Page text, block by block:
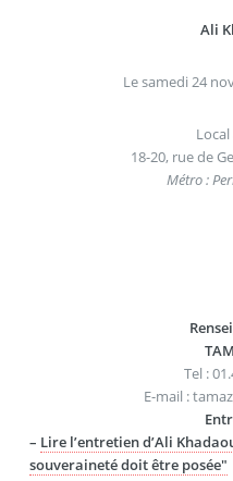
Ali
Le samedi 24
18-20, rue de
Métro :
Tel :
E-mail :
– Lire l’entretien d’Ali
souveraineté doit être posée"